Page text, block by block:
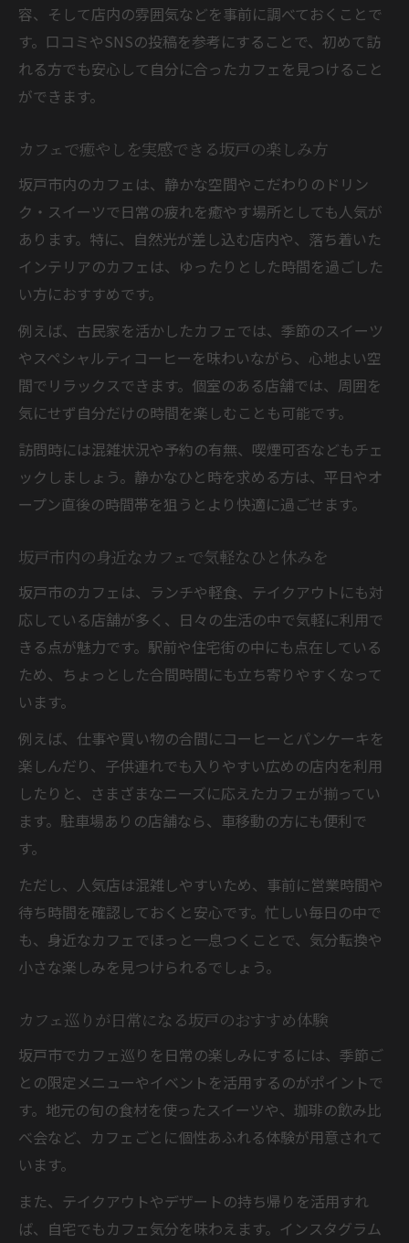
す
個室や駐車場付きカフェで坂戸を満喫する
方法
坂戸カフェでゆったり過ごせる個室空間の
駐車場完備の坂戸カフェで安心カフェタイ
ム
身近な坂戸カフェで個室利用の贅沢なひと
とき
カフェ選びで重視したい坂戸の駐車場事情
埼玉県さいたま市の新しいカフェ巡り体験へ
さいたま市で新しいカフェ体験を楽しむ方
法
とは
身近に感じるさいたま市のカフェ巡りアイ
デア
さいたま市で最新カフェスポットを発見す
カフェ好きが注目するさいたま市の話題店
とは
身近な坂戸で味わう古民家カフェのこだわ
カフェ空間として人気の古民家風坂戸スポ
坂戸の古民家カフェで特別なひとときを過
駅近カフェで手軽にスイーツとドリンクを楽し
む方法
う
カフェ巡りで駅前の便利さと癒やしを両立
する
身近なカフェでドリンクタイムを楽しむコ
ツ
る
カフェ選びで駅近の魅力を感じる坂戸の過
容、そして店内の雰囲気などを事前に調べておくことで
す。口コミやSNSの投稿を参考にすることで、初めて訪
れる方でも安心して自分に合ったカフェを見つけること
ができます。
カフェで癒やしを実感できる坂戸の楽しみ方
坂戸市内のカフェは、静かな空間やこだわりのドリン
ク・スイーツで日常の疲れを癒やす場所としても人気が
あります。特に、自然光が差し込む店内や、落ち着いた
インテリアのカフェは、ゆったりとした時間を過ごした
い方におすすめです。
例えば、古民家を活かしたカフェでは、季節のスイーツ
やスペシャルティコーヒーを味わいながら、心地よい空
間でリラックスできます。個室のある店舗では、周囲を
気にせず自分だけの時間を楽しむことも可能です。
訪問時には混雑状況や予約の有無、喫煙可否などもチェ
ックしましょう。静かなひと時を求める方は、平日やオ
ープン直後の時間帯を狙うとより快適に過ごせます。
坂戸市内の身近なカフェで気軽なひと休みを
坂戸市のカフェは、ランチや軽食、テイクアウトにも対
応している店舗が多く、日々の生活の中で気軽に利用で
きる点が魅力です。駅前や住宅街の中にも点在している
ため、ちょっとした合間時間にも立ち寄りやすくなって
います。
例えば、仕事や買い物の合間にコーヒーとパンケーキを
楽しんだり、子供連れでも入りやすい広めの店内を利用
したりと、さまざまなニーズに応えたカフェが揃ってい
ます。駐車場ありの店舗なら、車移動の方にも便利で
す。
ただし、人気店は混雑しやすいため、事前に営業時間や
待ち時間を確認しておくと安心です。忙しい毎日の中で
も、身近なカフェでほっと一息つくことで、気分転換や
小さな楽しみを見つけられるでしょう。
カフェ巡りが日常になる坂戸のおすすめ体験
坂戸市でカフェ巡りを日常の楽しみにするには、季節ご
との限定メニューやイベントを活用するのがポイントで
す。地元の旬の食材を使ったスイーツや、珈琲の飲み比
べ会など、カフェごとに個性あふれる体験が用意されて
います。
また、テイクアウトやデザートの持ち帰りを活用すれ
ば、自宅でもカフェ気分を味わえます。インスタグラム